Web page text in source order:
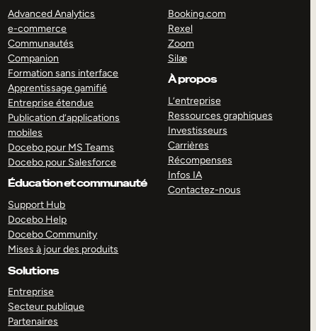
Advanced Analytics
e-commerce
Communautés
Companion
Formation sans interface
Apprentissage gamifié
Entreprise étendue
Publication d’applications
mobiles
Docebo pour MS Teams
Docebo pour Salesforce
Éducation et communauté
Support Hub
Docebo Help
Docebo Community
Mises à jour des produits
Solutions
Entreprise
Secteur publique
Partenaires
Booking.com
Rexel
Zoom
Silæ
À propos
L’entreprise
Ressources graphiques
Investisseurs
Carrières
Récompenses
Infos IA
Contactez-nous